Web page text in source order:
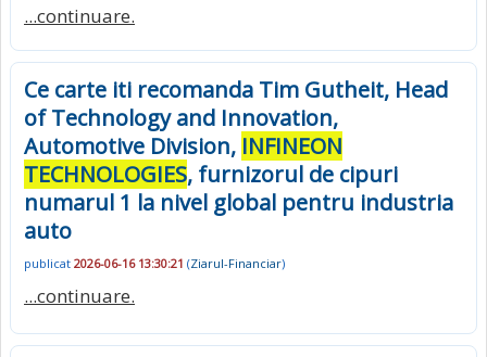
...continuare.
Ce carte iti recomanda Tim Gutheit, Head
of Technology and Innovation,
Automotive Division, INFINEON
TECHNOLOGIES, furnizorul de cipuri
numarul 1 la nivel global pentru industria
auto
publicat 2026-06-16 13:30:21 (Ziarul-Financiar)
...continuare.